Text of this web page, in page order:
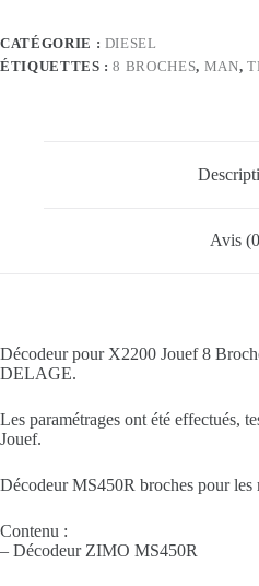
X2200
Jouef
8
CATÉGORIE : DIESEL
ÉTIQUETTES :8 BROCHES, MAN,
Avis
Décodeur pour X2200 Jouef 8
DELAGE.
Les paramétrages ont été effectués,
Jouef.
Décodeur MS450R broches pour les
Contenu :
– Décodeur ZIMO MS450R